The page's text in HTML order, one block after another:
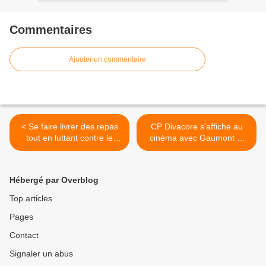
Commentaires
Ajouter un commentaire
< Se faire livrer des repas
tout en luttant contre le
gaspillage alimentaire
CP Divacore s'affiche au
cinéma avec Gaumont et
Natoo >
Hébergé par Overblog
Top articles
Pages
Contact
Signaler un abus